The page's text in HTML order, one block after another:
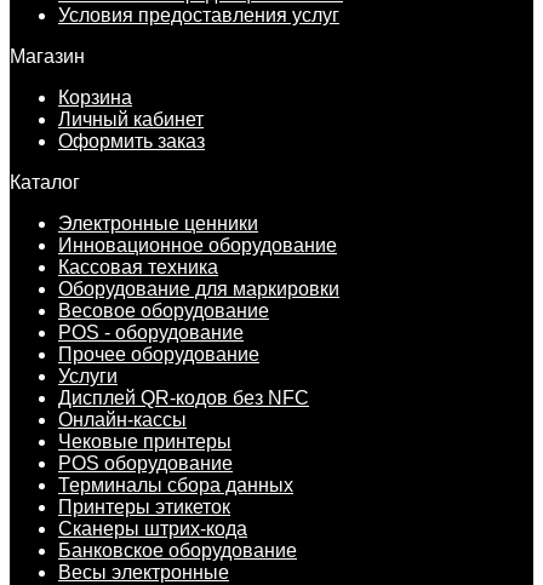
Условия предоставления услуг
Магазин
Корзина
Личный кабинет
Оформить заказ
Каталог
Электронные ценники
Инновационное оборудование
Кассовая техника
Оборудование для маркировки
Весовое оборудование
POS - оборудование
Прочее оборудование
Услуги
Дисплей QR-кодов без NFC
Онлайн-кассы
Чековые принтеры
POS оборудование
Терминалы сбора данных
Принтеры этикеток
Сканеры штрих-кода
Банковское оборудование
Весы электронные